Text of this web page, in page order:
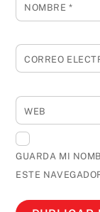
NOMBRE *
CORREO
WEB
GUARDA MI
ESTE